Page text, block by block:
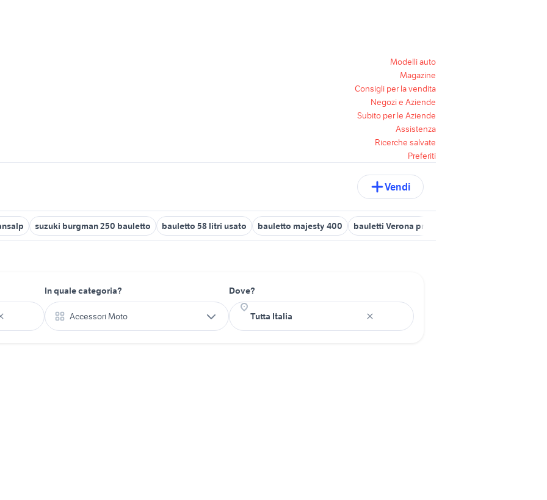
Modelli auto
Magazine
Consigli per la vendita
Negozi e Aziende
Subito per le Aziende
Assistenza
Ricerche salvate
Preferiti
Vendi
suzuki burgman 250 bauletto bauletto 58 litri usato bauletto majesty 400 bauletti Verona provincia
In quale categoria?
Accessori Moto
Dove?